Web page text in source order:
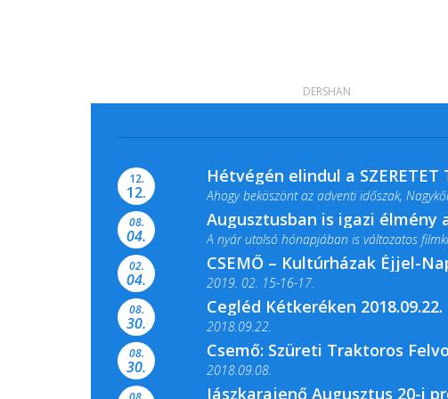
12.
12.
Hétvégén elindul a SZERETET
Ahogy beköszönt az adventi időszak,
08.
04.
Augusztusban is igazi élmény
A nyár utolsó hónapjában is változatos
02.
04.
CSEMŐ – Kultúrházak Éjjel-
2019. 02. 15-16-17.
Színes és tartalmas programokkal várja a
08.
30.
Cegléd Kétkeréken 2018.09.22.
2018.09.22.
08.
30.
Csemő: Szüreti Traktoros
2018.09.08.
Jászkarajenő Augusztus 20-i
DERSHAN